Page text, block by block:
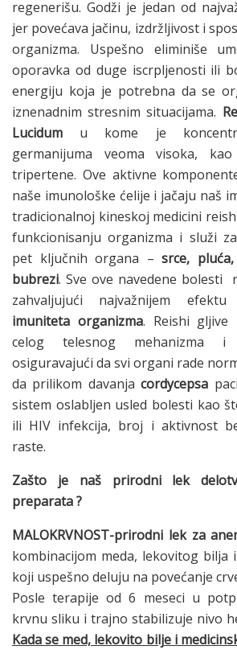
regenerišu. Godži je jedan od
jer povećava jačinu, izdržljivost i
organizma. Uspešno eliminiše
oporavka od duge iscrpljenosti ili
energiju koja je potrebna da se
iznenadnim stresnim situacijama.
Lucidum u kome je
germanijuma veoma visoka,
tripertene. Ove aktivne
naše imunološke ćelije i jačaju naš
tradicionalnoj kineskoj medicini
funkcionisanju organizma i služi
pet ključnih organa – srce,
bubrezi. Sve ove navedene bolesti
zahvaljujući najvažnijem
imuniteta organizma. Reishi gljive
celog telesnog mehanizma i
osiguravajući da svi organi rade
da prilikom davanjacordycepsa
sistem oslabljen usled bolesti kao
ili HIV infekcija, broj i aktivnost
raste.
Zašto je naš prirodni lek
preparata ?
MALOKRVNOST-prirodni lek za
kombinacijom meda, lekovitog bilja
koji uspešno deluju na povećanje
Posle terapije od 6 meseci u
krvnu sliku i trajno stabilizuje nivo
Kada se med, lekovito bilje i